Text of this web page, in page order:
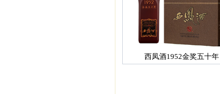
西凤酒1952金奖五十年